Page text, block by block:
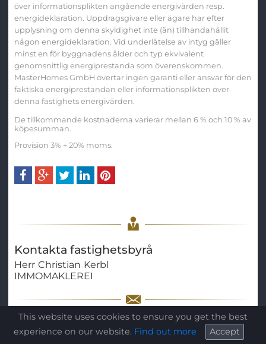
över informationsplikten angående energivärden resp.
energideklaration. Uppdragsgivare eller ägare har efter
upplysning om denna skyldighet inte (än) tillhandahållit
någon energideklaration. Vid underlåtelse av intyg gäller
minst en för byggnadens ålder och typ ekvivalent
genomsnittlig energiprestanda som överenskommen.
MasterHomes GmbH övertar ingen garanti eller ansvar för den
faktiska energiprestandan eller informationsplikten över
denna fastighets energivärden.
De tillkommande kostnaderna varierar mellan 6 % och 10 % av
köpesumman.
Provision 3% + 20% moms.
Kontakta fastighetsbyrå
Herr Christian Kerbl
IMMOMAKLEREI
This website uses cookies to ensure you get the best
experience on our website. Find out more Accept